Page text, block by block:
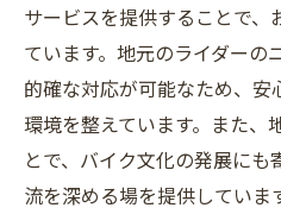
サービスを提供することで
ています。地元のライダーの
的確な対応が可能なため、
環境を整えています。また、
とで、バイク文化の発展に
流を深める場を提供していま